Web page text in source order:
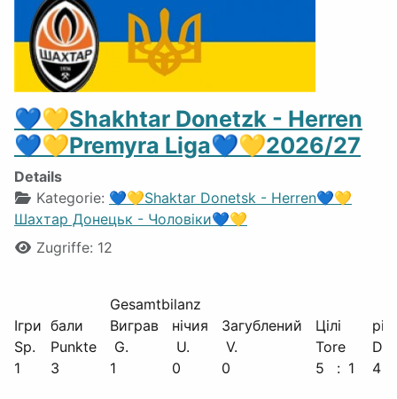
💙💛Shakhtar Donetzk - Herren
💙💛Premyra Liga💙💛2026/27
Details
Kategorie: 💙💛Shaktar Donetsk - Herren💙💛
Шахтар Донецьк - Чоловіки💙💛
Zugriffe: 12
Gesamtbilanz
Ігри бали Виграв нічия Загублений Цілі
Sp.
Punkte G. U. V. Tore
1
3 1 0 0 5 : 1 4